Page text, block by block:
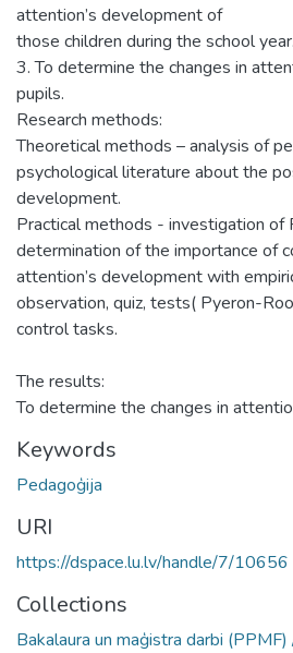
attention’s development of
those children during the school year.
3. To determine the changes in
pupils.
Research methods:
Theoretical methods – analysis of
psychological literature about the
development.
Practical methods - investigation of
determination of the importance of
attention’s development with
observation, quiz, tests( Pyeron-
control tasks.
The results:
To determine the changes in
Keywords
Pedagoģija
URI
https://dspace.lu.lv/handle/7/10656
Collections
Bakalaura un maģistra darbi